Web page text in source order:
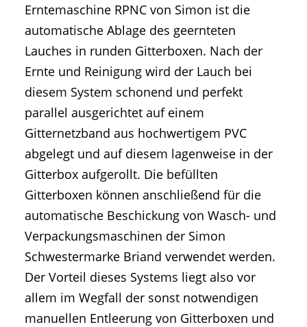
Erntemaschine RPNC von Simon ist die
automatische Ablage des geernteten
Lauches in runden Gitterboxen. Nach der
Ernte und Reinigung wird der Lauch bei
diesem System schonend und perfekt
parallel ausgerichtet auf einem
Gitternetzband aus hochwertigem PVC
abgelegt und auf diesem lagenweise in der
Gitterbox aufgerollt. Die befüllten
Gitterboxen können anschließend für die
automatische Beschickung von Wasch- und
Verpackungsmaschinen der Simon
Schwestermarke Briand verwendet werden.
Der Vorteil dieses Systems liegt also vor
allem im Wegfall der sonst notwendigen
manuellen Entleerung von Gitterboxen und